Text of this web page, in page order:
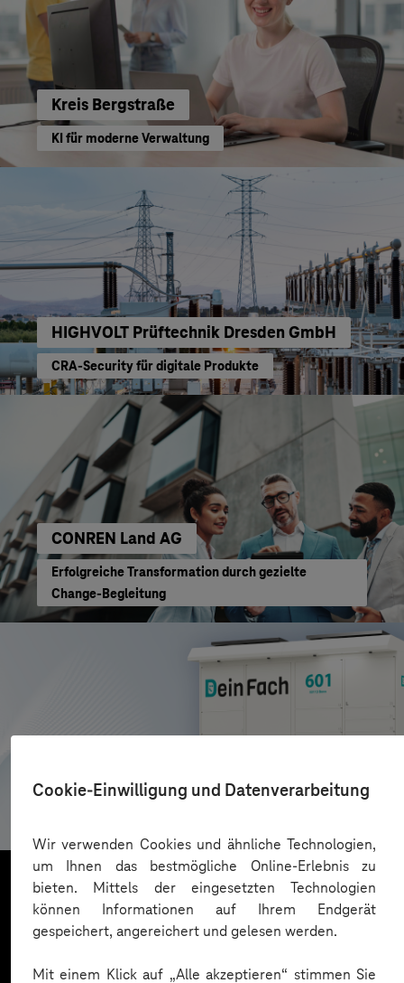
Cookie-Einwilligung und Datenverarbeitung
Wir verwenden Cookies und ähnliche Technologien,
um Ihnen das bestmögliche Online-Erlebnis zu
bieten. Mittels der eingesetzten Technologien
können Informationen auf Ihrem Endgerät
gespeichert, angereichert und gelesen werden.
Mit einem Klick auf „Alle akzeptieren“ stimmen Sie
Kreis Bergstraße
KI für moderne Verwaltung
HIGHVOLT Prüftechnik Dresden GmbH
CRA-Security für digitale Produkte
CONREN Land AG
Erfolgreiche Transformation durch gezielte
Change-Begleitung
AZL DeinFach
Mehr laden